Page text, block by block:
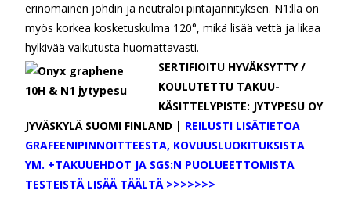
erinomainen johdin ja neutraloi pintajännityksen. N1:llä on
myös korkea kosketuskulma 120°, mikä lisää vettä ja likaa
hylkivää vaikutusta huomattavasti.
SERTIFIOITU HYVÄKSYTTY /
KOULUTETTU TAKUU-
KÄSITTELYPISTE: JYTYPESU OY
JYVÄSKYLÄ SUOMI FINLAND | REILUSTI LISÄTIETOA
GRAFEENIPINNOITTEESTA, KOVUUSLUOKITUKSISTA
YM. +TAKUUEHDOT JA SGS:N PUOLUEETTOMISTA
TESTEISTÄ LISÄÄ TÄÄLTÄ >>>>>>>